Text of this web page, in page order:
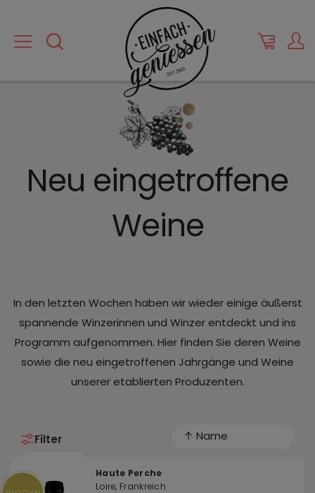
Neu eingetroffene
Weine
In den letzten Wochen haben wir wieder einige äußerst
spannende Winzerinnen und Winzer entdeckt und ins
Programm aufgenommen. Hier finden Sie deren Weine
sowie die neu eingetroffenen Jahrgänge und Weine
unserer etablierten Produzenten.
Filter ↑ Name
Haute Perche
Loire, Frankreich